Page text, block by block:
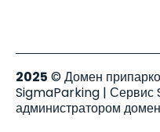
2025 © Домен
SigmaParking | Сервис
администратором